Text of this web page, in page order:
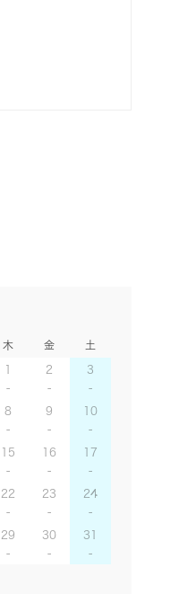
木 金 土
1 2 3
8 9 10
15 16 17
22 23 24
29 30 31